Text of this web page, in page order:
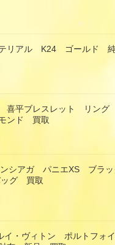
テリアル K24 ゴールド
平ブレスレット リング
ンド 買取
シアガ パニエXS ブラ
グ 買取
・ヴィトン ポルトフォ